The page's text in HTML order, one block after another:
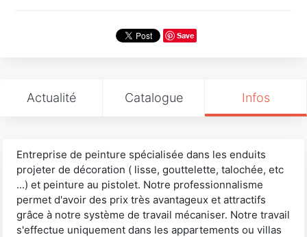
Save
Actualité Catalogue Infos
Entreprise de peinture spécialisée dans les enduits
projeter de décoration ( lisse, gouttelette, talochée, etc
...) et peinture au pistolet. Notre professionnalisme
permet d'avoir des prix très avantageux et attractifs
grâce à notre système de travail mécaniser. Notre travail
s'effectue uniquement dans les appartements ou villas